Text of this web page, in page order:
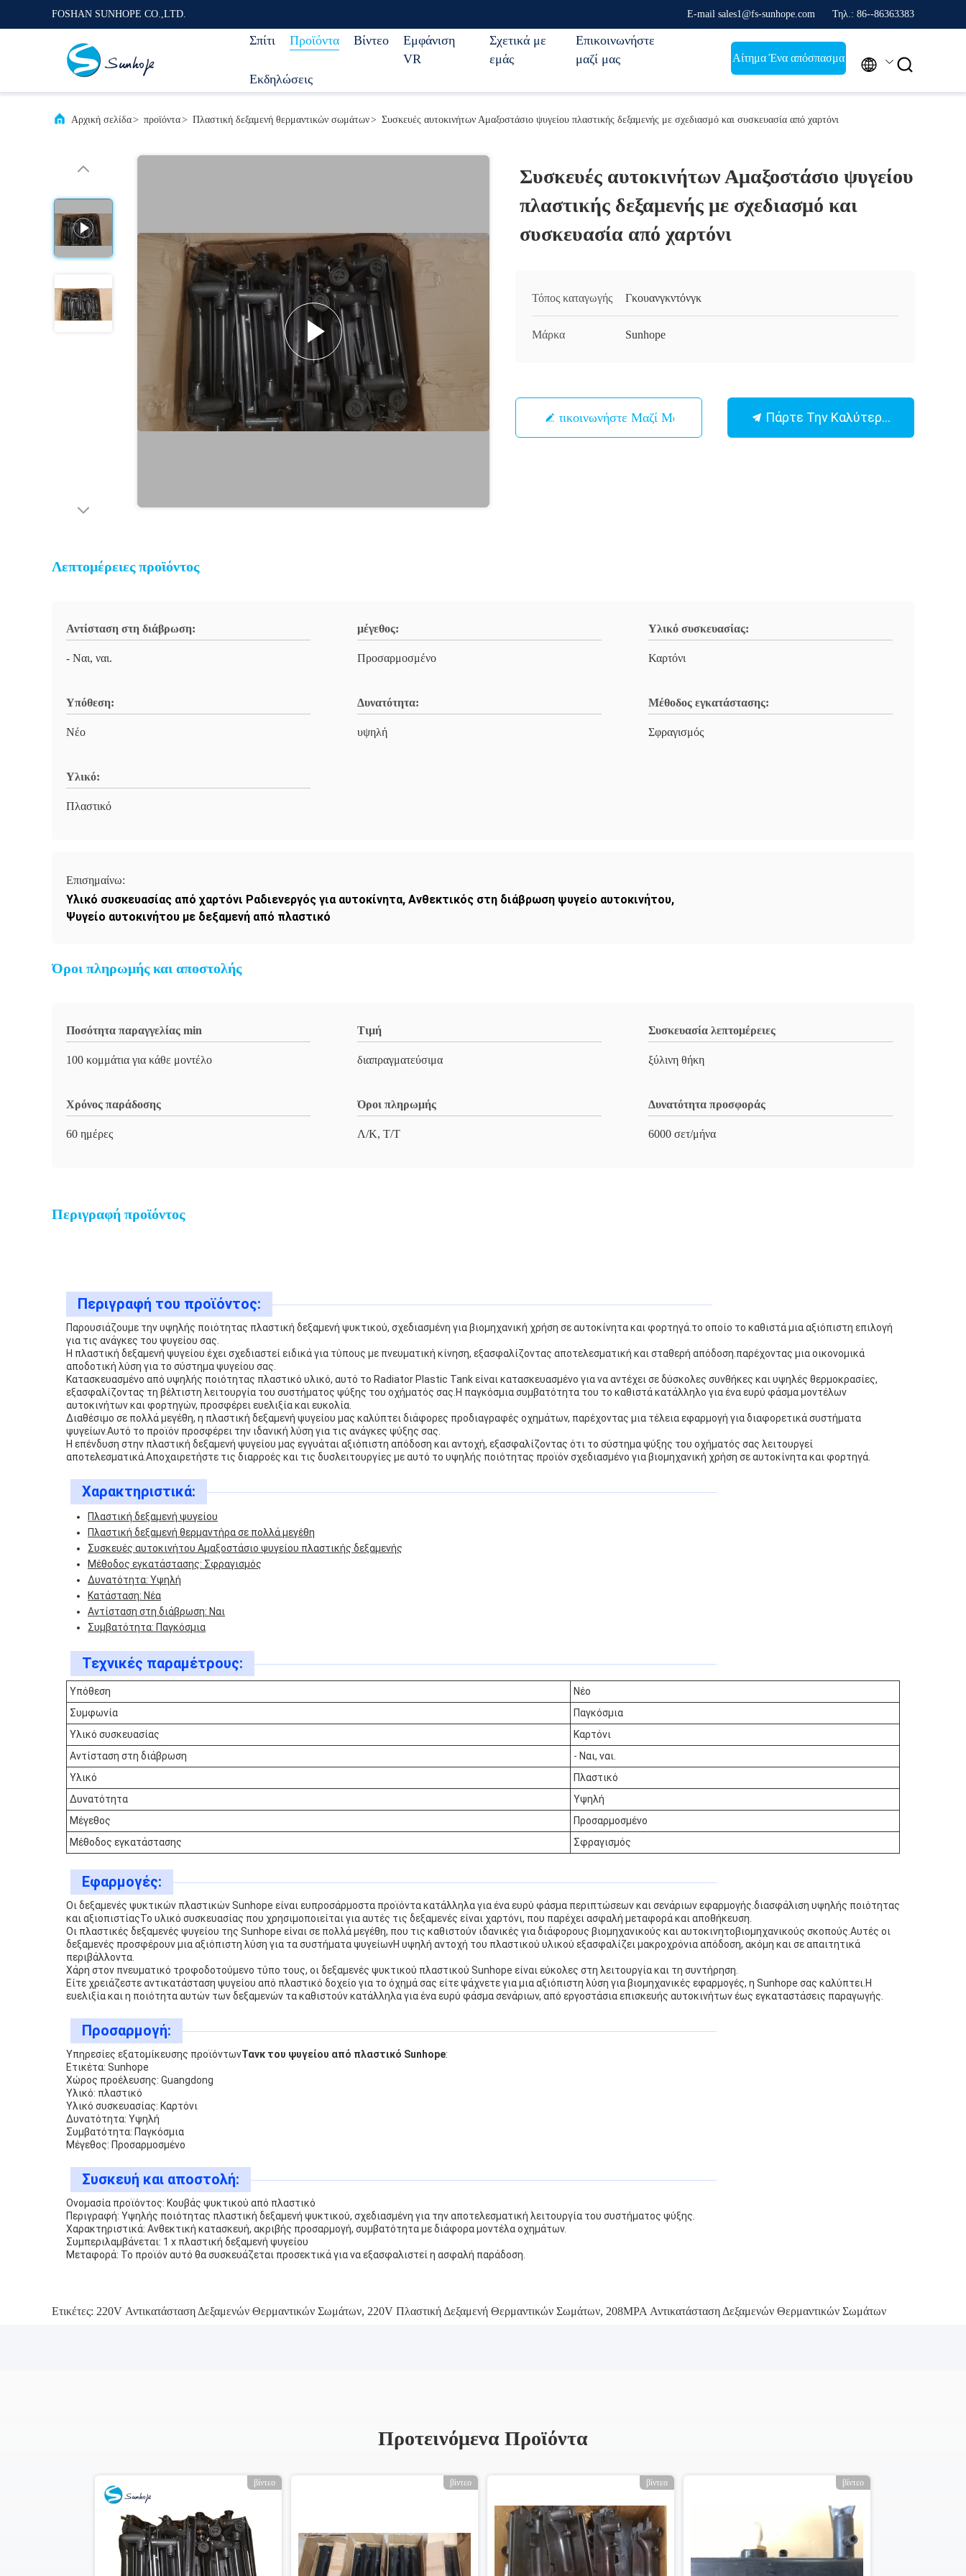
FOSHAN SUNHOPE CO.,LTD. E-mail sales1@fs-sunhope.com Τηλ.: 86--86363383
Σπίτι Προϊόντα Βίντεο
Εμφάνιση
VR
Σχετικά με
εμάς
Επικοινωνήστε
μαζί μας
Εκδηλώσεις
Αίτημα Ένα απόσπασμα  
Αρχική σελίδα> προϊόντα> Πλαστική δεξαμενή θερμαντικών σωμάτων> Συσκευές αυτοκινήτων Αμαξοστάσιο ψυγείου πλαστικής δεξαμενής με σχεδιασμό και συσκευασία από χαρτόνι
Συσκευές αυτοκινήτων Αμαξοστάσιο ψυγείου
πλαστικής δεξαμενής με σχεδιασμό και
συσκευασία από χαρτόνι
Τόπος καταγωγής Γκουανγκντόνγκ
Μάρκα Sunhope
Επικοινωνήστε Μαζί Μας Πάρτε Την Καλύτερη Τιμή
Λεπτομέρειες προϊόντος
Αντίσταση στη διάβρωση:
- Ναι, ναι.
μέγεθος:
Προσαρμοσμένο
Υλικό συσκευασίας:
Καρτόνι
Υπόθεση:
Νέο
Δυνατότητα:
υψηλή
Μέθοδος εγκατάστασης:
Σφραγισμός
Υλικό:
Πλαστικό
Επισημαίνω:
Υλικό συσκευασίας από χαρτόνι Ραδιενεργός για αυτοκίνητα, Ανθεκτικός στη διάβρωση ψυγείο αυτοκινήτου,
Ψυγείο αυτοκινήτου με δεξαμενή από πλαστικό
Όροι πληρωμής και αποστολής
Ποσότητα παραγγελίας min
100 κομμάτια για κάθε μοντέλο
Τιμή
διαπραγματεύσιμα
Συσκευασία λεπτομέρειες
ξύλινη θήκη
Χρόνος παράδοσης
60 ημέρες
Όροι πληρωμής
Λ/Κ, Τ/Τ
Δυνατότητα προσφοράς
6000 σετ/μήνα
Περιγραφή προϊόντος
Περιγραφή του προϊόντος:
Παρουσιάζουμε την υψηλής ποιότητας πλαστική δεξαμενή ψυκτικού, σχεδιασμένη για βιομηχανική χρήση σε αυτοκίνητα και φορτηγά.το οποίο το καθιστά μια αξιόπιστη επιλογή
για τις ανάγκες του ψυγείου σας.
Η πλαστική δεξαμενή ψυγείου έχει σχεδιαστεί ειδικά για τύπους με πνευματική κίνηση, εξασφαλίζοντας αποτελεσματική και σταθερή απόδοση.παρέχοντας μια οικονομικά
αποδοτική λύση για το σύστημα ψυγείου σας.
Κατασκευασμένο από υψηλής ποιότητας πλαστικό υλικό, αυτό το Radiator Plastic Tank είναι κατασκευασμένο για να αντέχει σε δύσκολες συνθήκες και υψηλές θερμοκρασίες,
εξασφαλίζοντας τη βέλτιστη λειτουργία του συστήματος ψύξης του οχήματός σας.Η παγκόσμια συμβατότητα του το καθιστά κατάλληλο για ένα ευρύ φάσμα μοντέλων
αυτοκινήτων και φορτηγών, προσφέρει ευελιξία και ευκολία.
Διαθέσιμο σε πολλά μεγέθη, η πλαστική δεξαμενή ψυγείου μας καλύπτει διάφορες προδιαγραφές οχημάτων, παρέχοντας μια τέλεια εφαρμογή για διαφορετικά συστήματα
ψυγείων.Αυτό το προϊόν προσφέρει την ιδανική λύση για τις ανάγκες ψύξης σας.
Η επένδυση στην πλαστική δεξαμενή ψυγείου μας εγγυάται αξιόπιστη απόδοση και αντοχή, εξασφαλίζοντας ότι το σύστημα ψύξης του οχήματός σας λειτουργεί
αποτελεσματικά.Αποχαιρετήστε τις διαρροές και τις δυσλειτουργίες με αυτό το υψηλής ποιότητας προϊόν σχεδιασμένο για βιομηχανική χρήση σε αυτοκίνητα και φορτηγά.
Χαρακτηριστικά:
Πλαστική δεξαμενή ψυγείου
Πλαστική δεξαμενή θερμαντήρα σε πολλά μεγέθη
Συσκευές αυτοκινήτου Αμαξοστάσιο ψυγείου πλαστικής δεξαμενής
Μέθοδος εγκατάστασης: Σφραγισμός
Δυνατότητα: Υψηλή
Κατάσταση: Νέα
Αντίσταση στη διάβρωση: Ναι
Συμβατότητα: Παγκόσμια
Τεχνικές παραμέτρους:
Υπόθεση
Νέο
Συμφωνία
Παγκόσμια
Υλικό συσκευασίας
Καρτόνι
Αντίσταση στη διάβρωση
- Ναι, ναι.
Υλικό
Πλαστικό
Δυνατότητα
Υψηλή
Μέγεθος
Προσαρμοσμένο
Μέθοδος εγκατάστασης
Σφραγισμός
Εφαρμογές:
Οι δεξαμενές ψυκτικών πλαστικών Sunhope είναι ευπροσάρμοστα προϊόντα κατάλληλα για ένα ευρύ φάσμα περιπτώσεων και σενάριων εφαρμογής.διασφάλιση υψηλής ποιότητας
και αξιοπιστίαςΤο υλικό συσκευασίας που χρησιμοποιείται για αυτές τις δεξαμενές είναι χαρτόνι, που παρέχει ασφαλή μεταφορά και αποθήκευση.
Οι πλαστικές δεξαμενές ψυγείου της Sunhope είναι σε πολλά μεγέθη, που τις καθιστούν ιδανικές για διάφορους βιομηχανικούς και αυτοκινητοβιομηχανικούς σκοπούς.Αυτές οι
δεξαμενές προσφέρουν μια αξιόπιστη λύση για τα συστήματα ψυγείωνΗ υψηλή αντοχή του πλαστικού υλικού εξασφαλίζει μακροχρόνια απόδοση, ακόμη και σε απαιτητικά
περιβάλλοντα.
Χάρη στον πνευματικό τροφοδοτούμενο τύπο τους, οι δεξαμενές ψυκτικού πλαστικού Sunhope είναι εύκολες στη λειτουργία και τη συντήρηση.
Είτε χρειάζεστε αντικατάσταση ψυγείου από πλαστικό δοχείο για το όχημά σας είτε ψάχνετε για μια αξιόπιστη λύση για βιομηχανικές εφαρμογές, η Sunhope σας καλύπτει.Η
ευελιξία και η ποιότητα αυτών των δεξαμενών τα καθιστούν κατάλληλα για ένα ευρύ φάσμα σενάριων, από εργοστάσια επισκευής αυτοκινήτων έως εγκαταστάσεις παραγωγής.
Προσαρμογή:
Υπηρεσίες εξατομίκευσης προϊόντωνΤανκ του ψυγείου από πλαστικό Sunhope:
Ετικέτα: Sunhope
Χώρος προέλευσης: Guangdong
Υλικό: πλαστικό
Υλικό συσκευασίας: Καρτόνι
Δυνατότητα: Υψηλή
Συμβατότητα: Παγκόσμια
Μέγεθος: Προσαρμοσμένο
Συσκευή και αποστολή:
Ονομασία προϊόντος: Κουβάς ψυκτικού από πλαστικό
Περιγραφή: Υψηλής ποιότητας πλαστική δεξαμενή ψυκτικού, σχεδιασμένη για την αποτελεσματική λειτουργία του συστήματος ψύξης.
Χαρακτηριστικά: Ανθεκτική κατασκευή, ακριβής προσαρμογή, συμβατότητα με διάφορα μοντέλα οχημάτων.
Συμπεριλαμβάνεται: 1 x πλαστική δεξαμενή ψυγείου
Μεταφορά: Το προϊόν αυτό θα συσκευάζεται προσεκτικά για να εξασφαλιστεί η ασφαλή παράδοση.
Ετικέτες: 220V Αντικατάσταση Δεξαμενών Θερμαντικών Σωμάτων, 220V Πλαστική Δεξαμενή Θερμαντικών Σωμάτων, 208MPA Αντικατάσταση Δεξαμενών Θερμαντικών Σωμάτων
Προτεινόμενα Προϊόντα
βίντεο βίντεο βίντεο βίντεο